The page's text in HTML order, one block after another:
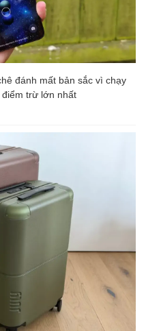
đánh mất bản sắc vì chạy
trừ lớn nhất